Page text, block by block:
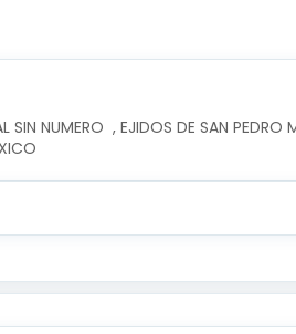
SIN NUMERO  , EJIDOS DE SAN PEDRO